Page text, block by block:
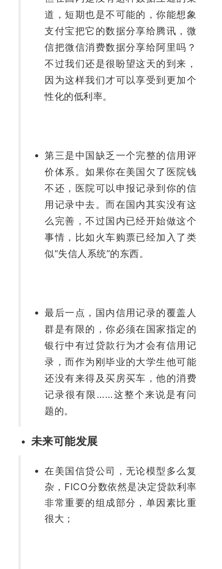
道，短期也是不可能的，你能想象
支付宝把它的数据分享给腾讯，微
信把微信消费数据分享给阿里吗？
不过我们还是很盼望这天的到来，
因为这样我们才可以享受到更加个
性化的低利率。
第三是中国缺乏一个完整的信用评
价体系。如果你在美国欠了医院钱
不还，医院可以申报记录到你的信
用记录中去。而在国内其实没有这
么完善，不过国内已经开始做这个
事情，比如火车购票已经加入了类
似“失信人系统”的东西。
最后一点，国内信用记录的覆盖人
群是有限的，你必须在国家指定的
银行中有过贷款行为才会有信用记
录，而作为刚毕业的大学生他可能
还没有来得及买房买车，他的消费
记录很有限……这整个来说是有问
题的。
未来可能发展
在美国信贷公司，无论模型多么复
杂，FICO分数依然是决定贷款利率
非常重要的组成部分，单因素比重
很大；